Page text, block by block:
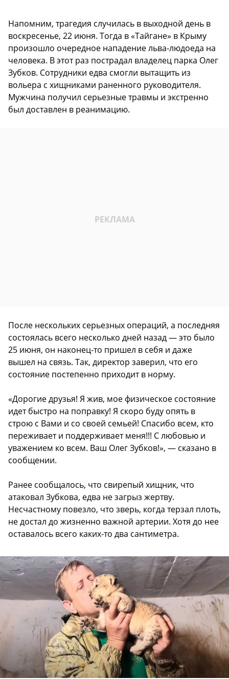
Напомним, трагедия случилась в выходной день в
воскресенье, 22 июня. Тогда в «Тайгане» в Крыму
произошло очередное нападение льва-людоеда на
человека. В этот раз пострадал владелец парка Олег
Зубков. Сотрудники едва смогли вытащить из
вольера с хищниками раненного руководителя.
Мужчина получил серьезные травмы и экстренно
был доставлен в реанимацию.
После нескольких серьезных операций, а последняя
состоялась всего несколько дней назад — это было
25 июня, он наконец-то пришел в себя и даже
вышел на связь. Так, директор заверил, что его
состояние постепенно приходит в норму.
«Дорогие друзья! Я жив, мое физическое состояние
идет быстро на поправку! Я скоро буду опять в
строю с Вами и со своей семьей! Спасибо всем, кто
переживает и поддерживает меня!!! С любовью и
уважением ко всем. Ваш Олег Зубков!», — сказано в
сообщении.
Ранее сообщалось, что свирепый хищник, что
атаковал Зубкова, едва не загрыз жертву.
Несчастному повезло, что зверь, когда терзал плоть,
не достал до жизненно важной артерии. Хотя до нее
оставалось всего каких-то два сантиметра.